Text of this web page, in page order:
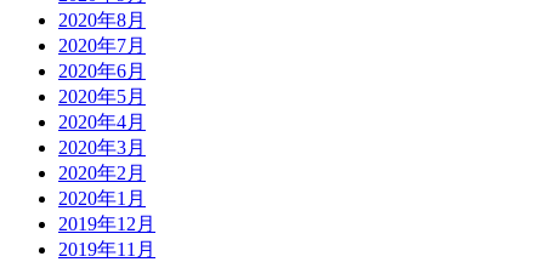
2020年8月
2020年7月
2020年6月
2020年5月
2020年4月
2020年3月
2020年2月
2020年1月
2019年12月
2019年11月